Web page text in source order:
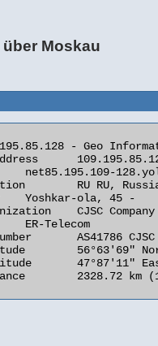
über Moskau
- Geo
109.195.85.128
Federation
ER-Telecom Yoshkar-Ola
"ER-Telecom" Yoshkar-Ola
North
East
(1447.00 miles)